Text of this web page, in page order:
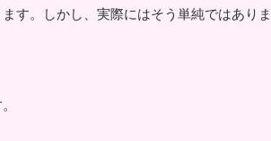
す。しかし、実際にはそう単純ではありま